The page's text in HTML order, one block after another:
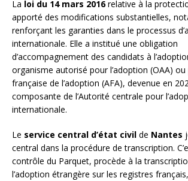
La loi du 14 mars 2016relative à la
apporté des modifications substantielles,
renforçant les garanties dans le processus
internationale. Elle a institué une obligation
d’accompagnement des candidats à
organisme autorisé pour l’adoption (OAA) ou
française de l’adoption (AFA), devenue en
composante de l’Autorité centrale pour
internationale.
Le service central d’état civil de Nantes
central dans la procédure de transcription.
contrôle du Parquet, procède à la
l’adoption étrangère sur les registres